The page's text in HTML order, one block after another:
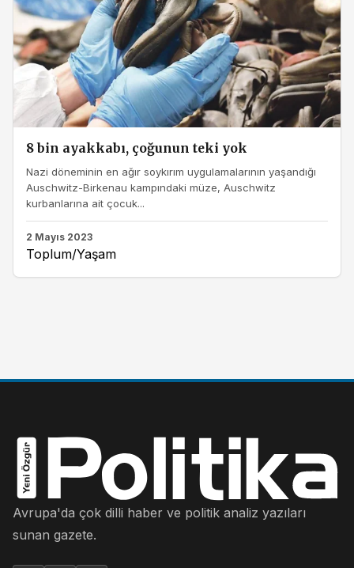
8 bin ayakkabı, çoğunun teki yok
Nazi döneminin en ağır soykırım uygulamalarının yaşandığı
Auschwitz-Birkenau kampındaki müze, Auschwitz
kurbanlarına ait çocuk...
2 Mayıs 2023
Toplum/Yaşam
Avrupa'da çok dilli haber ve politik analiz yazıları
sunan gazete.